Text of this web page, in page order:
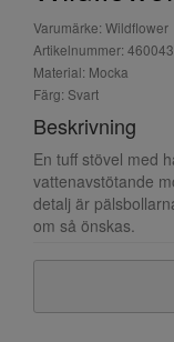
Varumärke: Wildflower
Artikelnummer: 460043
Material: Mocka
Färg: Svart
Beskrivning
En tuff stövel med
vattenavstötande
detalj är
om så önskas.